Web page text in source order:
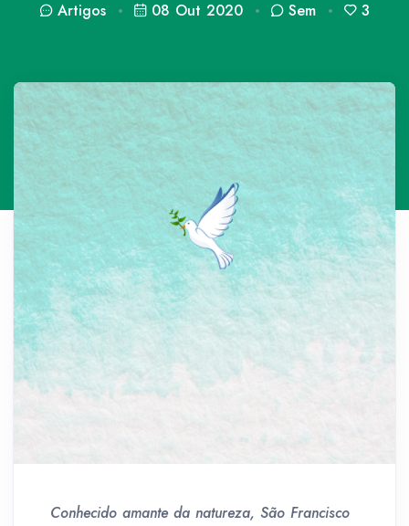
Artigos 08 Out 2020 Sem 3
Conhecido amante da natureza, São Francisco